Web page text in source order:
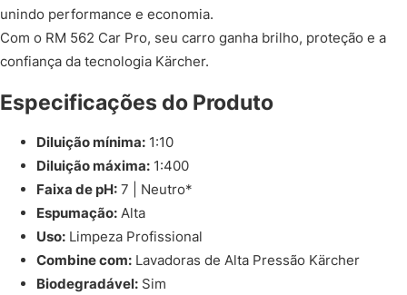
unindo performance e economia.
Com o RM 562 Car Pro, seu carro ganha brilho, proteção e a
confiança da tecnologia Kärcher.
Especificações do Produto
Diluição mínima: 1:10
Diluição máxima: 1:400
Faixa de pH: 7 | Neutro*
Espumação: Alta
Uso: Limpeza Profissional
Combine com: Lavadoras de Alta Pressão Kärcher
Biodegradável: Sim